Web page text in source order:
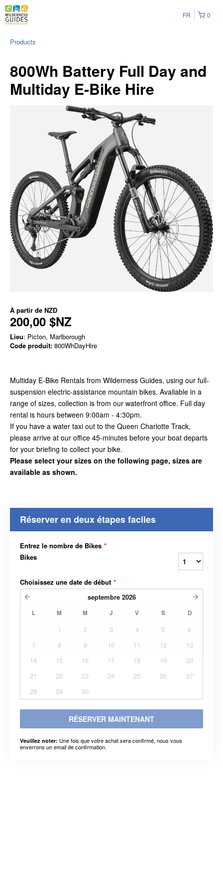
0
FR
Products
800Wh Battery Full Day and
Multiday E-Bike Hire
À partir de NZD
200,00 $NZ
Lieu: Picton, Marlborough
Code produit: 800WhDayHire
Multiday E-Bike Rentals from Wilderness Guides, using our full-
suspension electric-assistance mountain bikes. Available in a
range of sizes, collection is from our waterfront office. Full day
rental is hours between 9:00am - 4:30pm.
If you have a water taxi out to the Queen Charlotte Track,
please arrive at our office 45-minutes before your boat departs
for your briefing to collect your bike.
Please select your sizes on the following page, sizes are
available as shown.
Réserver en deux étapes faciles
Entrez le nombre de Bikes *
Bikes
Choisissez une date de début *
septembre 2026
L M M J V S D
1 2 3 4 5
6
7
8 9 10 11 12
13
14
15 16 17 18 19
20
21
22 23 24 25 26
27
28
29 30
RÉSERVER MAINTENANT
Veuillez noter: Une fois que votre achat sera confirmé, nous vous
enverrons un email de confirmation.